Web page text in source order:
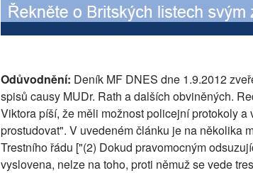
Odůvodnění: Deník MF DNES dne 1.9.2012
spisů causy MUDr. Rath a dalších obviněných.
Viktora píší, že měli možnost policejní protokoly
prostudovat". V uvedeném článku je na několika
Trestního řádu ["(2) Dokud pravomocným
vyslovena, nelze na toho, proti němuž se vede